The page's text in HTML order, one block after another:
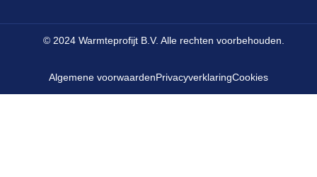
© 2024 Warmteprofijt B.V. Alle rechten voorbehouden.
Algemene voorwaardenPrivacyverklaringCookies